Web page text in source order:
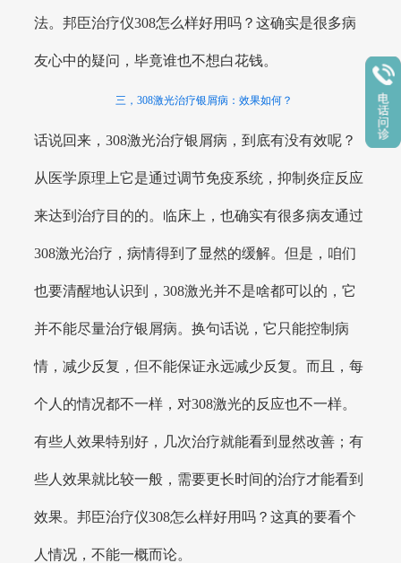
法。邦臣治疗仪308怎么样好用吗？这确实是很多病
友心中的疑问，毕竟谁也不想白花钱。
三，308激光治疗银屑病：效果如何？
话说回来，308激光治疗银屑病，到底有没有效呢？
从医学原理上它是通过调节免疫系统，抑制炎症反应
来达到治疗目的的。临床上，也确实有很多病友通过
308激光治疗，病情得到了显然的缓解。但是，咱们
也要清醒地认识到，308激光并不是啥都可以的，它
并不能尽量治疗银屑病。换句话说，它只能控制病
情，减少反复，但不能保证永远减少反复。而且，每
个人的情况都不一样，对308激光的反应也不一样。
有些人效果特别好，几次治疗就能看到显然改善；有
些人效果就比较一般，需要更长时间的治疗才能看到
效果。邦臣治疗仪308怎么样好用吗？这真的要看个
人情况，不能一概而论。